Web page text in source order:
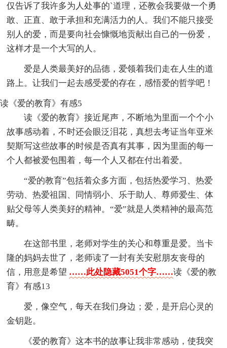
仅告诉了我许多为人处事的`道理，还教会我要做一个勇
敢、正直、敢于承担和充满活力的人。我们不能只接受
别人的爱，而是要向社会慷慨地贡献出自己的一份爱，
这样才是一个大写的人。
爱是人类最美好的品德，爱领着我们走在人生的道
路上。让我们一起去感受爱的存在，感悟爱的哲学吧！
读《爱的教育》有感5
读《爱的教育》接近尾声，不断地为里面一个个小
故事感动着，不时还会眼泛泪花，真想去考证当年亚米
契斯写这些故事的时候是否真有其事，因为里面的每一
个人都被爱包围着，每一个人又都在付出着爱。
“爱的教育”包括着众多方面，包括热爱学习、热爱
劳动、热爱祖国、同情弱小、乐于助人、尊师爱生、体
贴父母等人类美好的精神。“爱”就是人类精神的最高范
畴。
在这部书里，老师对学生的关心和尊重是爱。当卡
隆的妈妈去世了，老师读了一封有关安慰朋友丧母的
信，用意是希望 ……此处隐藏5051个字……读《爱的教
育》有感13
爱，像空气，每天在我们身边；爱，是开启心灵的
金钥匙。
《爱的教育》这本书的故事让我非常感动，使我突